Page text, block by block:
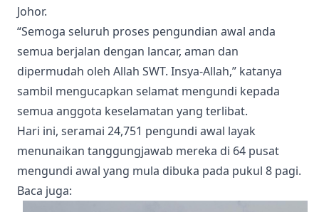
Johor.
“Semoga seluruh proses pengundian awal anda
semua berjalan dengan lancar, aman dan
dipermudah oleh Allah SWT. Insya-Allah,” katanya
sambil mengucapkan selamat mengundi kepada
semua anggota keselamatan yang terlibat.
Hari ini, seramai 24,751 pengundi awal layak
menunaikan tanggungjawab mereka di 64 pusat
mengundi awal yang mula dibuka pada pukul 8 pagi.
Baca juga: